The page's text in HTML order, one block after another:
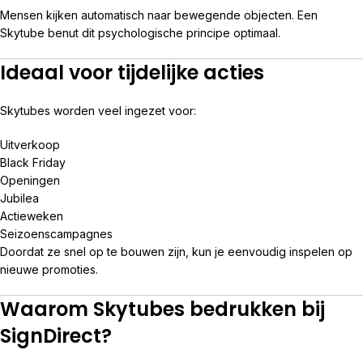
Mensen kijken automatisch naar bewegende objecten. Een
Skytube benut dit psychologische principe optimaal.
Ideaal voor tijdelijke acties
Skytubes worden veel ingezet voor:
Uitverkoop
Black Friday
Openingen
Jubilea
Actieweken
Seizoenscampagnes
Doordat ze snel op te bouwen zijn, kun je eenvoudig inspelen op
nieuwe promoties.
Waarom Skytubes bedrukken bij
SignDirect?